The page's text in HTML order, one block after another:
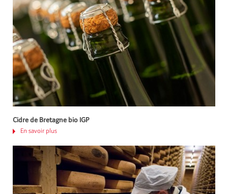
Cidre de Bretagne bio IGP
En savoir plus